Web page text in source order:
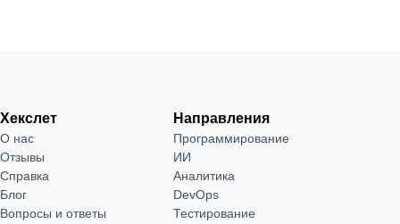
Хекслет
О нас
Отзывы
Справка
Блог
Вопросы и ответы
Направления
Программирование
ИИ
Аналитика
DevOps
Тестирование